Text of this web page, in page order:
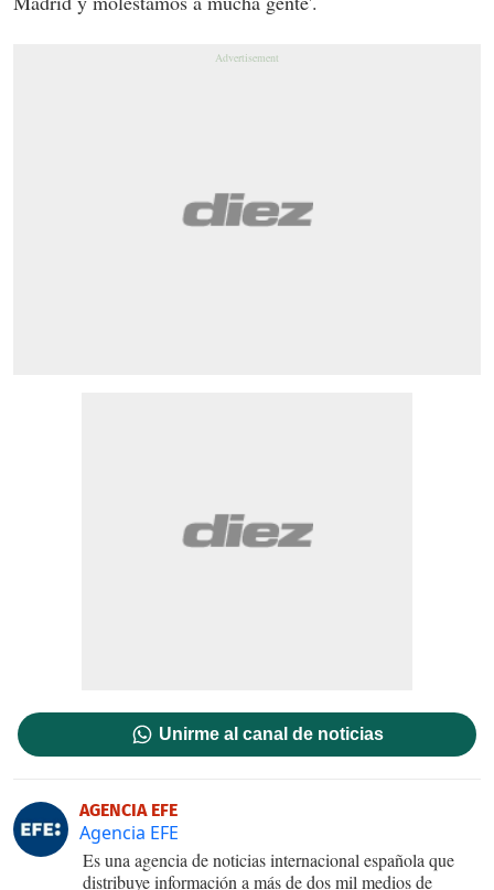
Unirme al canal de noticias
AGENCIA EFE
Agencia EFE
Es una agencia de noticias internacional española que
distribuye información a más de dos mil medios de